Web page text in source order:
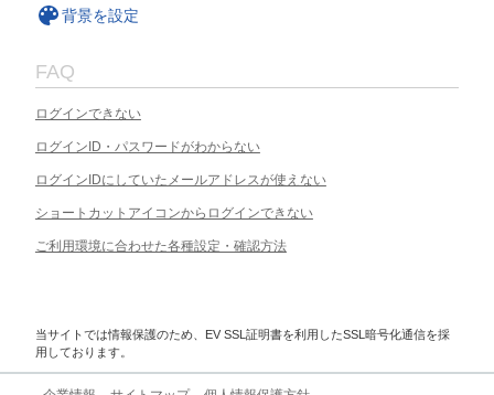
背景を設定
FAQ
ログインできない
ログインID・パスワードがわからない
ログインIDにしていたメールアドレスが使えない
ショートカットアイコンからログインできない
ご利用環境に合わせた各種設定・確認方法
当サイトでは情報保護のため、EV SSL証明書を利用したSSL暗号化通信を採
用しております。